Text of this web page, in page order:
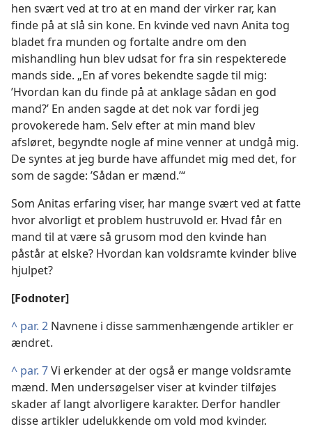
hen svært ved at tro at en mand der virker rar, kan
finde på at slå sin kone. En kvinde ved navn Anita tog
bladet fra munden og fortalte andre om den
mishandling hun blev udsat for fra sin respekterede
mands side. „En af vores bekendte sagde til mig:
’Hvordan kan du finde på at anklage sådan en god
mand?’ En anden sagde at det nok var fordi jeg
provokerede ham. Selv efter at min mand blev
afsløret, begyndte nogle af mine venner at undgå mig.
De syntes at jeg burde have affundet mig med det, for
som de sagde: ’Sådan er mænd.’“
Som Anitas erfaring viser, har mange svært ved at fatte
hvor alvorligt et problem hustruvold er. Hvad får en
mand til at være så grusom mod den kvinde han
påstår at elske? Hvordan kan voldsramte kvinder blive
hjulpet?
[Fodnoter]
^ par. 2 Navnene i disse sammenhængende artikler er
ændret.
^ par. 7Vi erkender at der også er mange voldsramte
mænd. Men undersøgelser viser at kvinder tilføjes
skader af langt alvorligere karakter. Derfor handler
disse artikler udelukkende om vold mod kvinder.